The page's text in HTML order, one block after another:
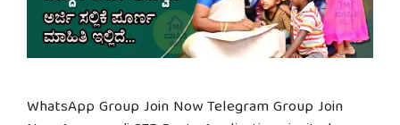
WhatsApp Group Join Now Telegram Group Join